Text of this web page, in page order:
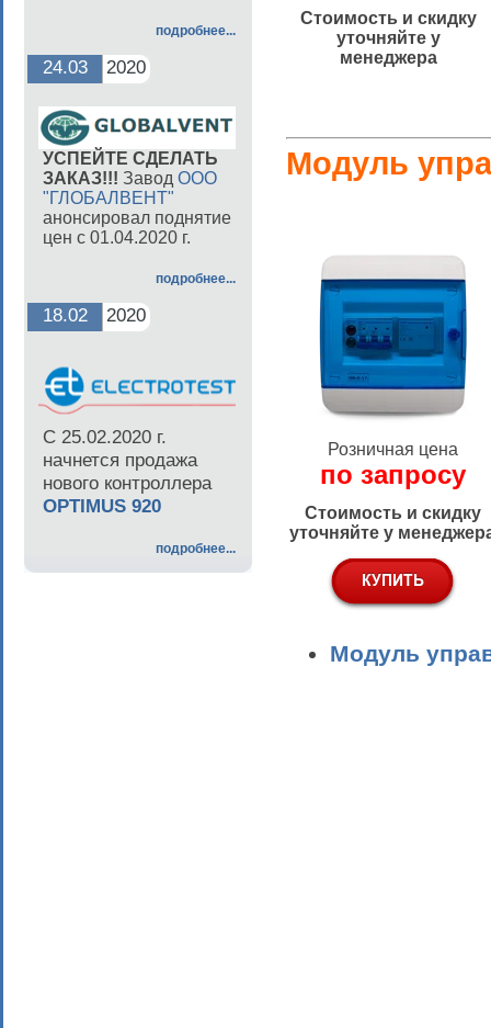
Стоимость и скидку
уточняйте у
менеджера
Модуль
Розничная цена
по запросу
Стоимость и скидку
уточняйте у
Модуль
подробнее...
24.03 2020
УСПЕЙТЕ СДЕЛАТЬ
ЗАКАЗ!!! Завод ООО
"ГЛОБАЛВЕНТ"
анонсировал поднятие
цен с 01.04.2020 г.
подробнее...
18.02 2020
С 25.02.2020 г.
начнется продажа
нового контроллера
OPTIMUS 920
подробнее...